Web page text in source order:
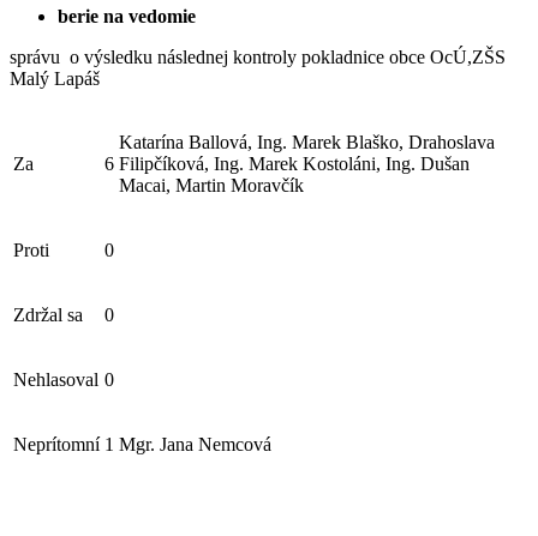
berie na vedomie
správu o výsledku následnej kontroly pokladnice obce OcÚ,ZŠS
Malý Lapáš
Za 6
Katarína Ballová, Ing. Marek Blaško, Drahoslava
Filipčíková, Ing. Marek Kostoláni, Ing. Dušan
Macai, Martin Moravčík
Proti 0
Zdržal sa 0
Nehlasoval 0
Neprítomní 1 Mgr. Jana Nemcová